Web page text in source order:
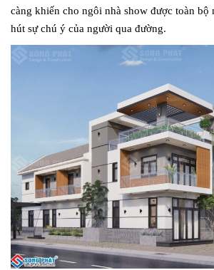
càng khiến cho ngôi nhà show được toàn bộ
hút sự chú ý của người qua đường.